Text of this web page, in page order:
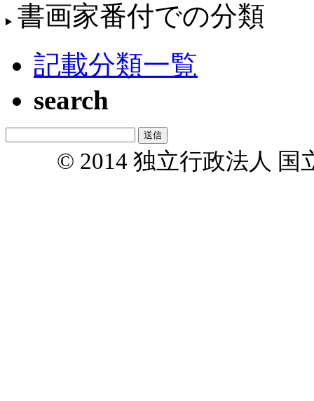
書画家番付での分類
記載分類一覧
search
© 2014 独立行政法人 国